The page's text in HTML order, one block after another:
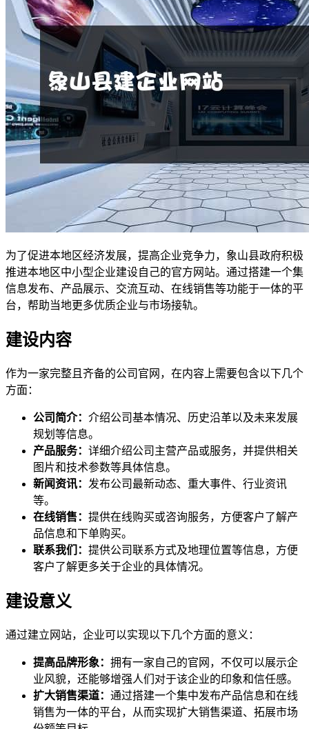
为了促进本地区经济发展，提高企业竞争力，象山县政府积极
推进本地区中小型企业建设自己的官方网站。通过搭建一个集
信息发布、产品展示、交流互动、在线销售等功能于一体的平
台，帮助当地更多优质企业与市场接轨。
建设内容
作为一家完整且齐备的公司官网，在内容上需要包含以下几个
方面：
公司简介： 介绍公司基本情况、历史沿革以及未来发展
规划等信息。
产品服务： 详细介绍公司主营产品或服务，并提供相关
图片和技术参数等具体信息。
新闻资讯： 发布公司最新动态、重大事件、行业资讯
等。
在线销售： 提供在线购买或咨询服务，方便客户了解产
品信息和下单购买。
联系我们： 提供公司联系方式及地理位置等信息，方便
客户了解更多关于企业的具体情况。
建设意义
通过建立网站，企业可以实现以下几个方面的意义：
提高品牌形象： 拥有一家自己的官网，不仅可以展示企
业风貌，还能够增强人们对于该企业的印象和信任感。
扩大销售渠道： 通过搭建一个集中发布产品信息和在线
销售为一体的平台，从而实现扩大销售渠道、拓展市场